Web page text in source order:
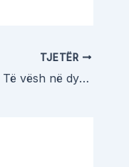
TJETËR
Mana e së hënës: Të vësh në dyshim besnikërinë e Zotit!?